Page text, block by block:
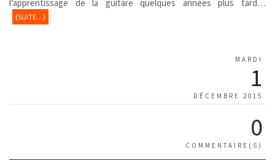
l’apprentissage de la guitare quelques années plus tard…
(SUITE…)
MARDI
1
DÉCEMBRE 2015
0
COMMENTAIRE(S)